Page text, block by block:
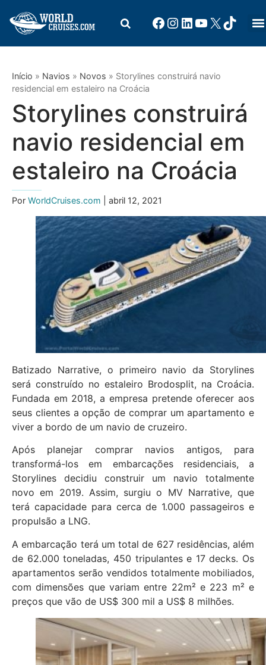
Início » Navios » Novos » Storylines construirá navio
residencial em estaleiro na Croácia
Storylines construirá
navio residencial em
estaleiro na Croácia
Por WorldCruises.com | abril 12, 2021
Batizado Narrative, o primeiro navio da Storylines
será construído no estaleiro Brodosplit, na Croácia.
Fundada em 2018, a empresa pretende oferecer aos
seus clientes a opção de comprar um apartamento e
viver a bordo de um navio de cruzeiro.
Após planejar comprar navios antigos, para
transformá-los em embarcações residenciais, a
Storylines decidiu construir um navio totalmente
novo em 2019. Assim, surgiu o MV Narrative, que
terá capacidade para cerca de 1.000 passageiros e
propulsão a LNG.
A embarcação terá um total de 627 residências, além
de 62.000 toneladas, 450 tripulantes e 17 decks. Os
apartamentos serão vendidos totalmente mobiliados,
com dimensões que variam entre 22m² e 223 m² e
preços que vão de US$ 300 mil a US$ 8 milhões.